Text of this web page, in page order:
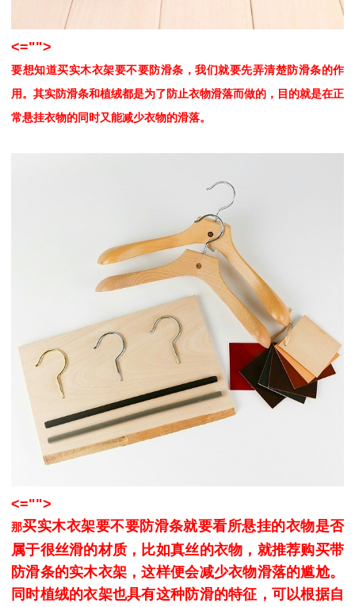
<="">
要想知道买实木衣架要不要防滑条 ， 我们就要先弄清楚防滑条的作
用。其实防滑条和植绒都是为了防止衣物滑落而做的，目的就是在正
常悬挂衣物的同时又能减少衣物的滑落。
<="">
那买实木衣架要不要防滑条就要看所悬挂的衣物是否
属于很丝滑的材质，比如真丝的衣物，就推荐购买带
防滑条的实木衣架，这样便会减少衣物滑落的尴尬。
同时植绒的衣架也具有这种防滑的特征，可以根据自